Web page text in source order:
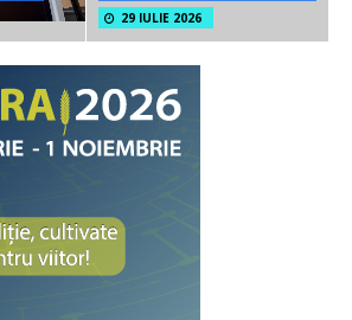
29 IULIE 2026